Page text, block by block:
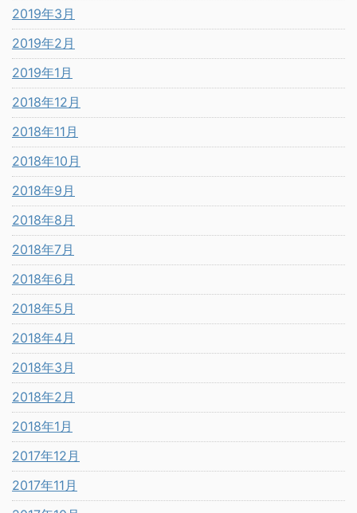
2019年3月
2019年2月
2019年1月
2018年12月
2018年11月
2018年10月
2018年9月
2018年8月
2018年7月
2018年6月
2018年5月
2018年4月
2018年3月
2018年2月
2018年1月
2017年12月
2017年11月